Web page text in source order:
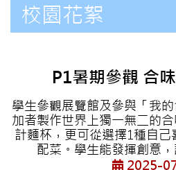
校園花絮
P1暑期參觀 合
學生參觀展覽館及參與「我
加者製作世界上獨一無二的
計麵杯，更可從選擇1種自
配菜。學生能發揮創意
2025-